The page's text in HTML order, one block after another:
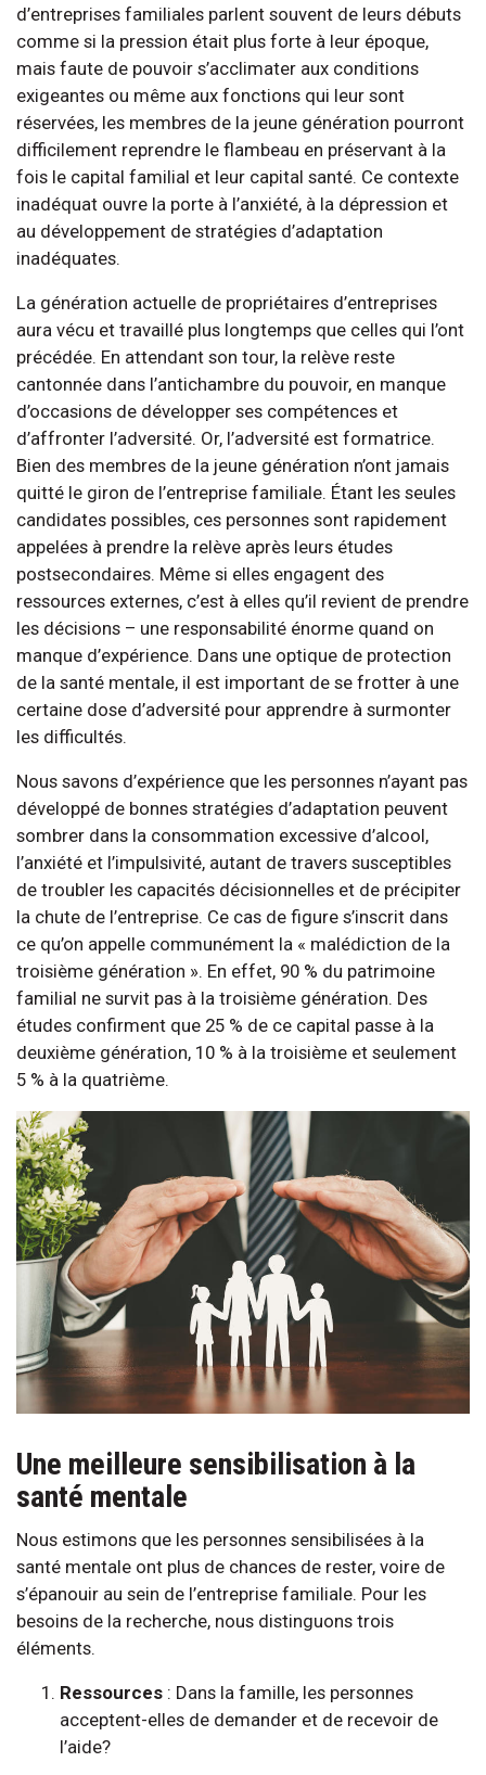
d’entreprises familiales parlent souvent de leurs débuts
comme si la pression était plus forte à leur époque,
mais faute de pouvoir s’acclimater aux conditions
exigeantes ou même aux fonctions qui leur sont
réservées, les membres de la jeune génération pourront
difficilement reprendre le flambeau en préservant à la
fois le capital familial et leur capital santé. Ce contexte
inadéquat ouvre la porte à l’anxiété, à la dépression et
au développement de stratégies d’adaptation
inadéquates.
La génération actuelle de propriétaires d’entreprises
aura vécu et travaillé plus longtemps que celles qui l’ont
précédée. En attendant son tour, la relève reste
cantonnée dans l’antichambre du pouvoir, en manque
d’occasions de développer ses compétences et
d’affronter l’adversité. Or, l’adversité est formatrice.
Bien des membres de la jeune génération n’ont jamais
quitté le giron de l’entreprise familiale. Étant les seules
candidates possibles, ces personnes sont rapidement
appelées à prendre la relève après leurs études
postsecondaires. Même si elles engagent des
ressources externes, c’est à elles qu’il revient de prendre
les décisions – une responsabilité énorme quand on
manque d’expérience. Dans une optique de protection
de la santé mentale, il est important de se frotter à une
certaine dose d’adversité pour apprendre à surmonter
les difficultés.
Nous savons d’expérience que les personnes n’ayant pas
développé de bonnes stratégies d’adaptation peuvent
sombrer dans la consommation excessive d’alcool,
l’anxiété et l’impulsivité, autant de travers susceptibles
de troubler les capacités décisionnelles et de précipiter
la chute de l’entreprise. Ce cas de figure s’inscrit dans
ce qu’on appelle communément la « malédiction de la
troisième génération ». En effet, 90 % du patrimoine
familial ne survit pas à la troisième génération. Des
études confirment que 25 % de ce capital passe à la
deuxième génération, 10 % à la troisième et seulement
5 % à la quatrième.
Une meilleure sensibilisation à la
santé mentale
Nous estimons que les personnes sensibilisées à la
santé mentale ont plus de chances de rester, voire de
s’épanouir au sein de l’entreprise familiale. Pour les
besoins de la recherche, nous distinguons trois
éléments.
Ressources : Dans la famille, les personnes
acceptent-elles de demander et de recevoir de
l’aide?